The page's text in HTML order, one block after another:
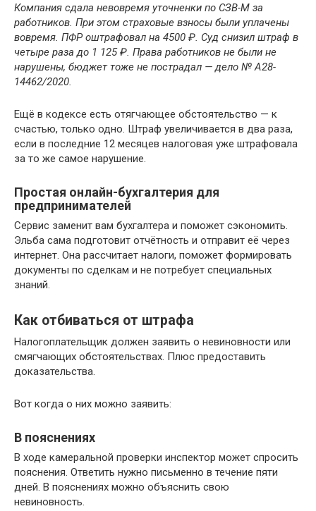
Компания сдала невовремя уточненки по СЗВ-М за
работников. При этом страховые взносы были уплачены
вовремя. ПФР оштрафовал на 4500 ₽. Суд снизил штраф в
четыре раза до 1 125 ₽. Права работников не были не
нарушены, бюджет тоже не пострадал — дело № А28-
14462/2020.
Ещё в кодексе есть отягчающее обстоятельство — к
счастью, только одно. Штраф увеличивается в два раза,
если в последние 12 месяцев налоговая уже штрафовала
за то же самое нарушение.
Простая онлайн-бухгалтерия для
предпринимателей
Сервис заменит вам бухгалтера и поможет сэкономить.
Эльба сама подготовит отчётность и отправит её через
интернет. Она рассчитает налоги, поможет формировать
документы по сделкам и не потребует специальных
знаний.
Как отбиваться от штрафа
Налогоплательщик должен заявить о невиновности или
смягчающих обстоятельствах. Плюс предоставить
доказательства.
Вот когда о них можно заявить:
В пояснениях
В ходе камеральной проверки инспектор может спросить
пояснения. Ответить нужно письменно в течение пяти
дней. В пояснениях можно объяснить свою
невиновность.